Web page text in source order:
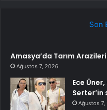
Son
Amasya’da Tarım
Ağustos 7, 2026
Ece
Serter’in
Ağustos 7,